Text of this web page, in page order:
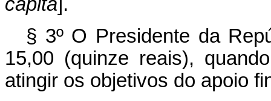
§ 3º O Presidente da
15,00 (quinze reais),
atingir os objetivos do apoio